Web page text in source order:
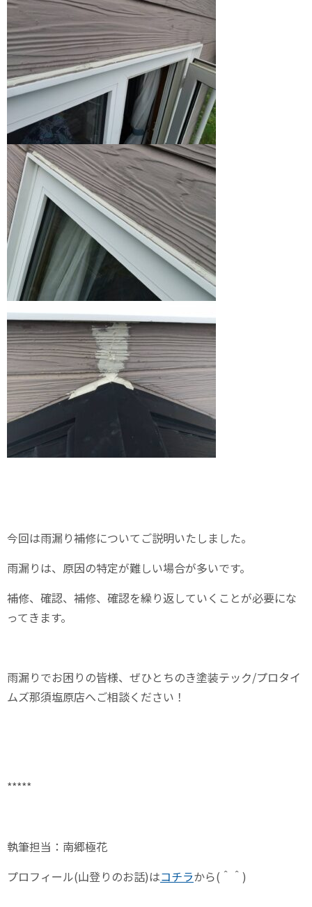
今回は雨漏り補修についてご説明いたしました。
雨漏りは、原因の特定が難しい場合が多いです。
補修、確認、補修、確認を繰り返していくことが必要にな
ってきます。
雨漏りでお困りの皆様、ぜひとちのき塗装テック/プロタイ
ムズ那須塩原店へご相談ください！
*****
執筆担当：南郷極花
プロフィール(山登りのお話)はコチラから( ＾＾ )